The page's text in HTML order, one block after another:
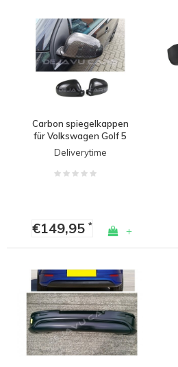
Carbon spiegelkappen
für Volkswagen Golf 5
Deliverytime
€149,95* +